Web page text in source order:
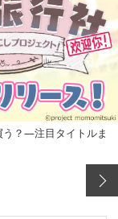
う？―注目タイトルま